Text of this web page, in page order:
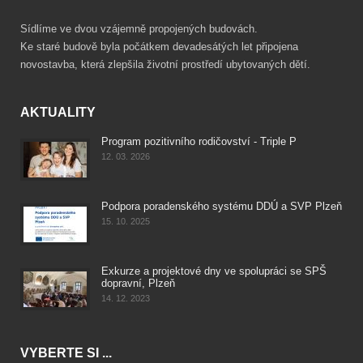
Sídlíme ve dvou vzájemně propojených budovách.
Ke staré budově byla počátkem devadesátých let připojena
novostavba, která zlepšila životní prostředí ubytovaných dětí.
AKTUALITY
Program pozitivního rodičovství - Triple P
12. 03. 2026
Podpora poradenského systému DDÚ a SVP Plzeň
15. 10. 2025
Exkurze a projektové dny ve spolupráci se SPŠ
dopravní, Plzeň
14. 12. 2023
VYBERTE SI ...